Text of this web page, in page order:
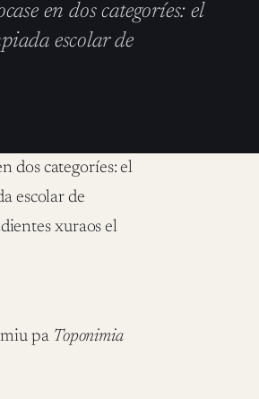
en dos categoríes: el
escolar de
dos categoríes: el
escolar de
xuraos el
paToponimia